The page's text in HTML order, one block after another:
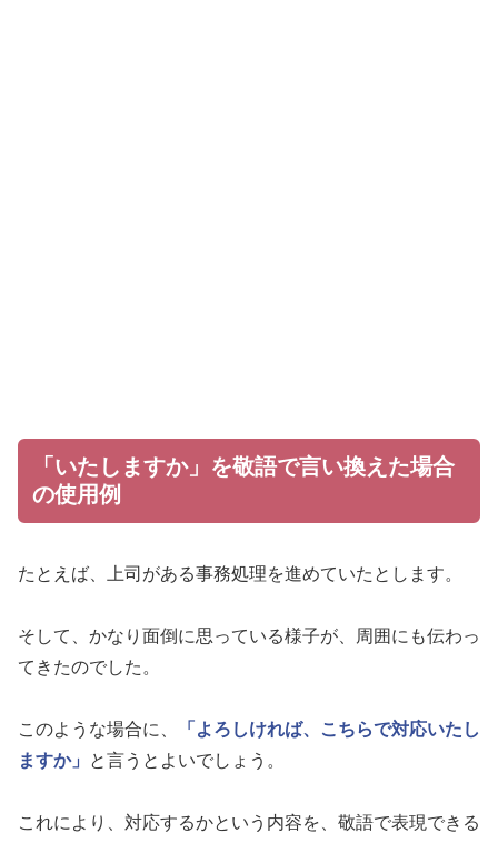
「いたしますか」を敬語で言い換えた場合
の使用例
たとえば、上司がある事務処理を進めていたとします。
そして、かなり面倒に思っている様子が、周囲にも伝わっ
てきたのでした。
このような場合に、
「よろしければ、こちらで対応いたし
ますか」
と言うとよいでしょう。
これにより、対応するかという内容を、敬語で表現できる